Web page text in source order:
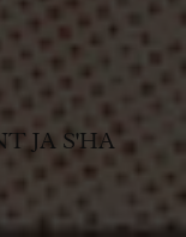
JA S'HA